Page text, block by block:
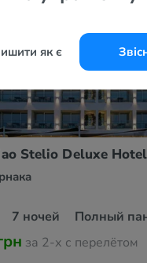
як є
Stelio Deluxe Hotel
7 ночей Полный
за 2-х с перелётом